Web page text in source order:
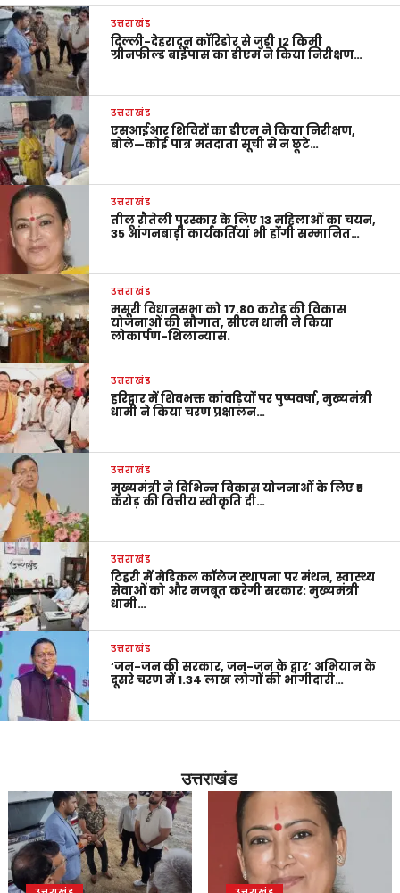
उत्तराखंड
दिल्ली-देहरादून कॉरिडोर से जुड़ी 12 किमी
ग्रीनफील्ड बाईपास का डीएम ने किया निरीक्षण…
उत्तराखंड
एसआईआर शिविरों का डीएम ने किया निरीक्षण,
बोले—कोई पात्र मतदाता सूची से न छूटे…
उत्तराखंड
तीलू रौतेली पुरस्कार के लिए 13 महिलाओं का चयन,
35 आंगनबाड़ी कार्यकर्तियां भी होंगी सम्मानित…
उत्तराखंड
मसूरी विधानसभा को 17.80 करोड़ की विकास
योजनाओं की सौगात, सीएम धामी ने किया
लोकार्पण-शिलान्यास.
उत्तराखंड
हरिद्वार में शिवभक्त कांवड़ियों पर पुष्पवर्षा, मुख्यमंत्री
धामी ने किया चरण प्रक्षालन…
उत्तराखंड
मुख्यमंत्री ने विभिन्न विकास योजनाओं के लिए ₹5
करोड़ की वित्तीय स्वीकृति दी…
उत्तराखंड
टिहरी में मेडिकल कॉलेज स्थापना पर मंथन, स्वास्थ्य
सेवाओं को और मजबूत करेगी सरकार: मुख्यमंत्री
धामी…
उत्तराखंड
‘जन-जन की सरकार, जन-जन के द्वार’ अभियान के
दूसरे चरण में 1.34 लाख लोगों की भागीदारी…
उत्तराखंड